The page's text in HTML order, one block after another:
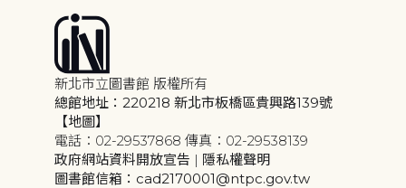
新北市立圖書館 版權所有
總館地址：220218 新北市板橋區貴興路139號
【地圖】
電話：02-29537868 傳真：02-29538139
政府網站資料開放宣告 | 隱私權聲明
圖書館信箱：cad2170001@ntpc.gov.tw